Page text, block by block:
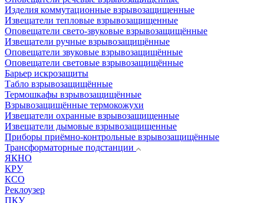
Изделия коммутационные взрывозащищенные
Извещатели тепловые взрывозащищенные
Оповещатели свето-звуковые взрывозащищённые
Извещатели ручные взрывозащищённые
Оповещатели звуковые взрывозащищённые
Оповещатели световые взрывозащищённые
Барьер искрозащиты
Табло взрывозащищённые
Термошкафы взрывозащищённые
Взрывозащищённые термокожухи
Извещатели охранные взрывозащищенные
Извещатели дымовые взрывозащищенные
Приборы приёмно-контрольные взрывозащищённые
Трансформаторные подстанции
ЯКНО
КРУ
КСО
Реклоузер
ПКУ